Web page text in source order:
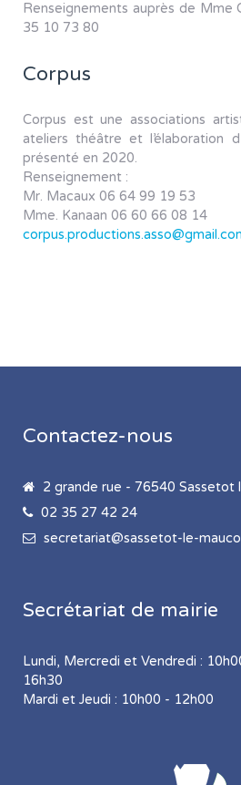
Renseignements auprès de Mme
35 10 73 80
Corpus
Corpus est une associations
ateliers théâtre et l’élaboration
présenté en 2020.
Renseignement :
Mr. Macaux 06 64 99 19 53
Mme. Kanaan 06 60 66 08 14
Contactez-nous
2 grande rue - 76540 Sassetot
02 35 27 42 24
secretariat@sassetot-le-
Secrétariat de mairie
Lundi, Mercredi et Vendredi :
16h30
Mardi et Jeudi : 10h00 - 12h00